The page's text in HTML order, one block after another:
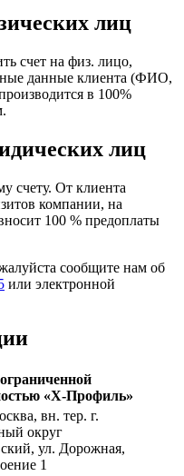
лиц
счет на физ. лицо,
данные клиента (ФИО,
в 100%
лиц
счету. От клиента
компании, на
100 % предоплаты
сообщите нам об
или электронной
«Х-Профиль»
вн. тер. г.
округ
ул. Дорожная,
1